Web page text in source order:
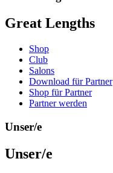
Great Lengths
Shop
Club
Salons
Download für Partner
Shop für Partner
Partner werden
Unser/e
Unser/e